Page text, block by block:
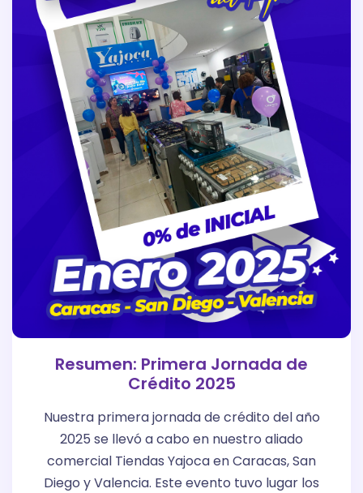
Resumen: Primera Jornada de
Crédito 2025
Nuestra primera jornada de crédito del año
2025 se llevó a cabo en nuestro aliado
comercial Tiendas Yajoca en Caracas, San
Diego y Valencia. Este evento tuvo lugar los